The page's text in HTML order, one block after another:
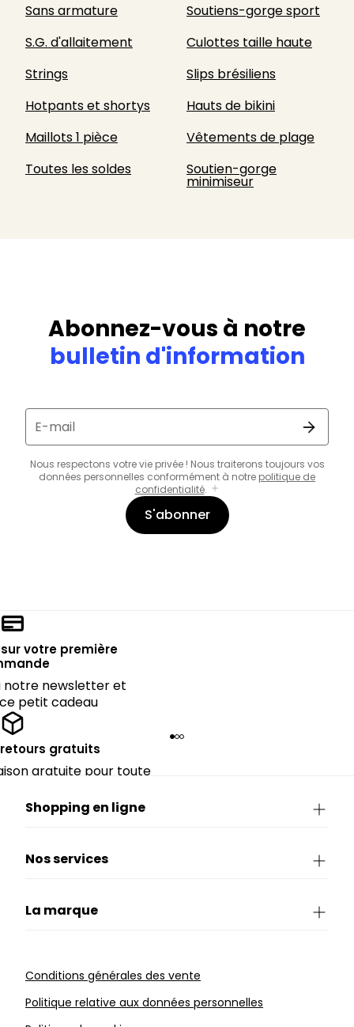
Sans armature
Soutiens-gorge sport
S.G. d'allaitement
Culottes taille haute
Strings
Slips brésiliens
Hotpants et shortys
Hauts de bikini
Maillots 1 pièce
Vêtements de plage
Toutes les soldes
Soutien-gorge
minimiseur
Abonnez-vous à notre
bulletin d'information
E-mail
Nous respectons votre vie privée ! Nous traiterons toujours vos
données personnelles conformément à notre politique de
confidentialité.
S'abonner
votre première
notre newsletter et
petit cadeau
gratuits
gratuite pour toute
Shopping en ligne
Nos services
La marque
Conditions générales des vente
Politique relative aux données personnelles